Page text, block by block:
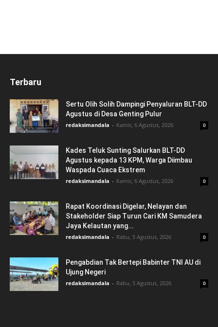
Terbaru
Sertu Olih Solih Dampingi Penyaluran BLT-DD
Agustus di Desa Genting Pulur
redaksimandala - Kamis, 6 Agustus, 2026 0
Kades Teluk Sunting Salurkan BLT-DD
Agustus kepada 13 KPM, Warga Diimbau
Waspada Cuaca Ekstrem
redaksimandala - Kamis, 6 Agustus, 2026 0
Rapat Koordinasi Digelar, Nelayan dan
Stakeholder Siap Turun Cari KM Samudera
Jaya Kelautan yang...
redaksimandala - Rabu, 5 Agustus, 2026 0
Pengabdian Tak Bertepi Babinter TNI AU di
Ujung Negeri
redaksimandala - Rabu, 5 Agustus, 2026 0